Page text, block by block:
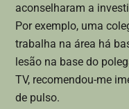
aconselharam a
Por exemplo, uma
trabalha na área há
lesão na base do
TV, recomendou-me
de pulso.